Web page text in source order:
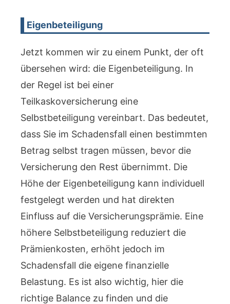
Eigenbeteiligung
Jetzt kommen wir zu einem Punkt, der oft
übersehen wird: die Eigenbeteiligung. In
der Regel ist bei einer
Teilkaskoversicherung eine
Selbstbeteiligung vereinbart. Das bedeutet,
dass Sie im Schadensfall einen bestimmten
Betrag selbst tragen müssen, bevor die
Versicherung den Rest übernimmt. Die
Höhe der Eigenbeteiligung kann individuell
festgelegt werden und hat direkten
Einfluss auf die Versicherungsprämie. Eine
höhere Selbstbeteiligung reduziert die
Prämienkosten, erhöht jedoch im
Schadensfall die eigene finanzielle
Belastung. Es ist also wichtig, hier die
richtige Balance zu finden und die